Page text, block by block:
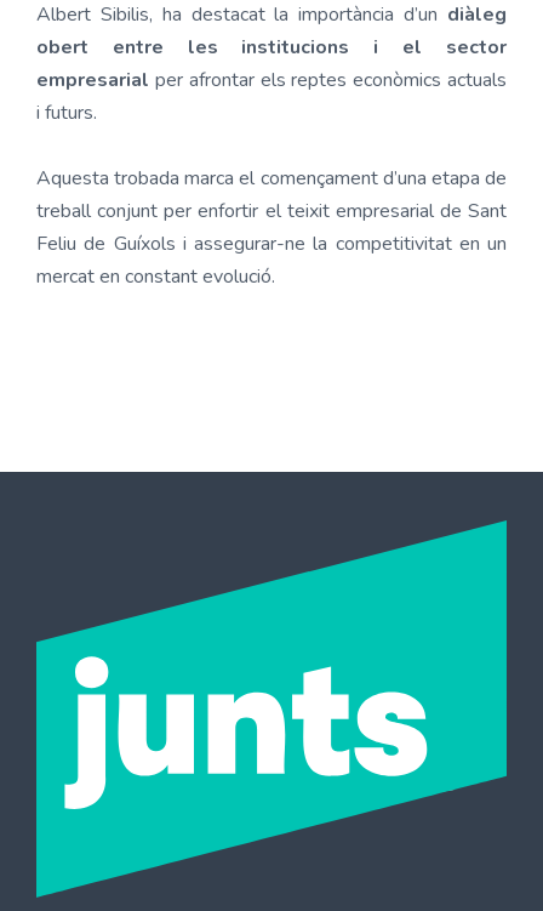
Albert Sibilis, ha destacat la importància d’un diàleg
obert entre les institucions i el sector
empresarial per afrontar els reptes econòmics actuals
i futurs.
Aquesta trobada marca el començament d’una etapa de
treball conjunt per enfortir el teixit empresarial de Sant
Feliu de Guíxols i assegurar-ne la competitivitat en un
mercat en constant evolució.